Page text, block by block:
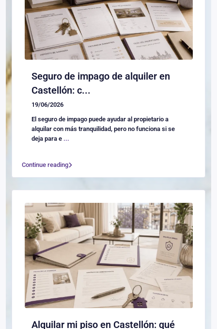
Seguro de impago de alquiler en
Castellón: c...
19/06/2026
El seguro de impago puede ayudar al propietario a
alquilar con más tranquilidad, pero no funciona si se
deja para e ...
Continue reading
Alquilar mi piso en Castellón: qué